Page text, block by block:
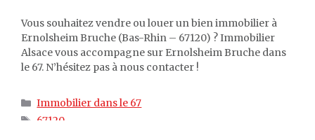
Vous souhaitez vendre ou louer un bien immobilier à
Ernolsheim Bruche (Bas-Rhin – 67120) ? Immobilier
Alsace vous accompagne sur Ernolsheim Bruche dans
le 67. N’hésitez pas à nous contacter !
Catégories
Immobilier dans le 67
Étiquettes
67120